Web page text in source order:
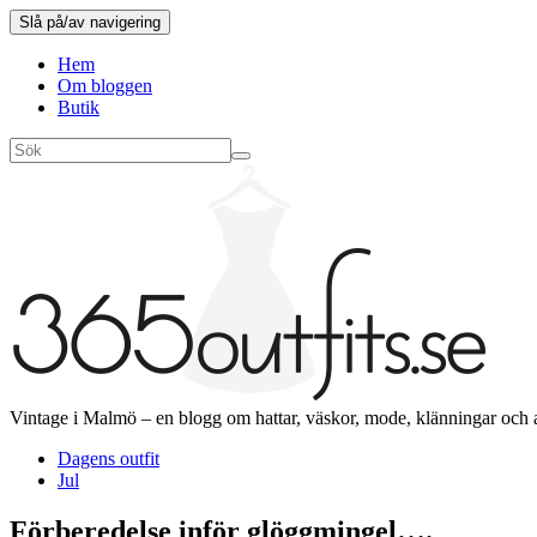
Slå på/av navigering
Hem
Om bloggen
Butik
Vintage i Malmö – en blogg om hattar, väskor, mode, klänningar och
Dagens outfit
Jul